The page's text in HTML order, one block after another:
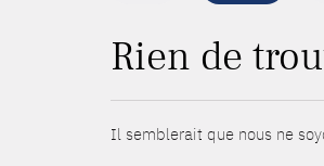
Rien de
Il semblerait que nous ne